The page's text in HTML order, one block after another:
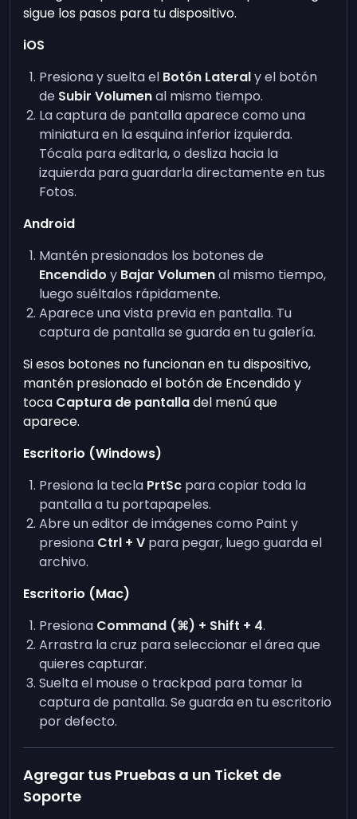
sigue los pasos para tu dispositivo.
iOS
Presiona y suelta el Botón Lateraly el botón
de Subir Volumenal mismo tiempo.
La captura de pantalla aparece como una
miniatura en la esquina inferior izquierda.
Tócala para editarla, o desliza hacia la
izquierda para guardarla directamente en tus
Fotos.
Android
Mantén presionados los botones de
Encendido y Bajar Volumenal mismo tiempo,
luego suéltalos rápidamente.
Aparece una vista previa en pantalla. Tu
captura de pantalla se guarda en tu galería.
Si esos botones no funcionan en tu dispositivo,
mantén presionado el botón de Encendido y
toca Captura de pantalladel menú que
aparece.
Escritorio (Windows)
Presiona la tecla PrtSc para copiar toda la
pantalla a tu portapapeles.
Abre un editor de imágenes como Paint y
presiona Ctrl + V para pegar, luego guarda el
archivo.
Escritorio (Mac)
Presiona Command (⌘) + Shift + 4.
Arrastra la cruz para seleccionar el área que
quieres capturar.
Suelta el mouse o trackpad para tomar la
captura de pantalla. Se guarda en tu escritorio
por defecto.
Agregar tus Pruebas a un Ticket de
Soporte